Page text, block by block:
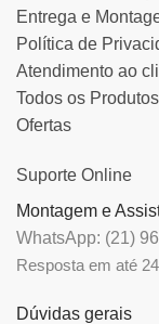
Entrega e
Política de
Atendimento ao
Todos os Produtos
Ofertas
Suporte Online
Montagem e
WhatsApp: (21)
Resposta em até
Dúvidas gerais